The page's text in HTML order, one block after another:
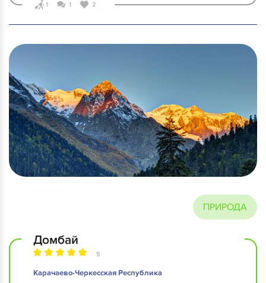
1 1 2
ПРИРОДА
Домбай
5
Карачаево-Черкесская Республика